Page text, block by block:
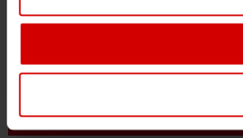
MEHR ZUM